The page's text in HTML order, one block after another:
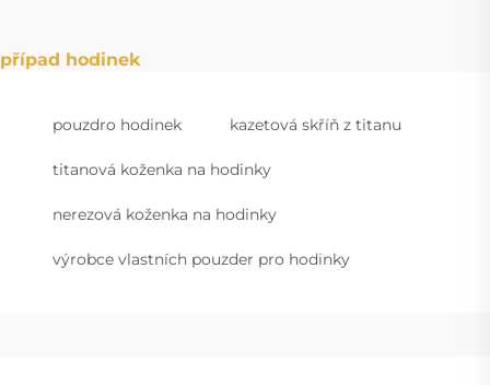
případ hodinek
pouzdro hodinek kazetová skříň z titanu
titanová koženka na hodinky
nerezová koženka na hodinky
výrobce vlastních pouzder pro hodinky